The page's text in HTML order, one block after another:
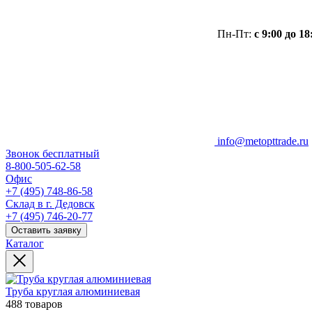
Пн-Пт: с 9:00 до
info@metopttrade.ru
Звонок бесплатный
8-800-505-62-58
Офис
+7 (495) 748-86-58
Склад в г. Дедовск
+7 (495) 746-20-77
Оставить заявку
Каталог
Труба круглая алюминиевая
488 товаров